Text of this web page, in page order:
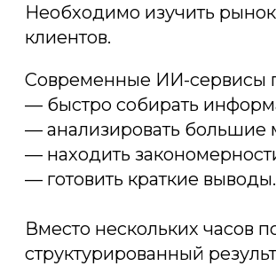
Необходимо изучить
клиентов.
Современные ИИ-сервисы
— быстро собирать
— анализировать большие
— находить
— готовить краткие выводы.
Вместо нескольких часов
структурированный